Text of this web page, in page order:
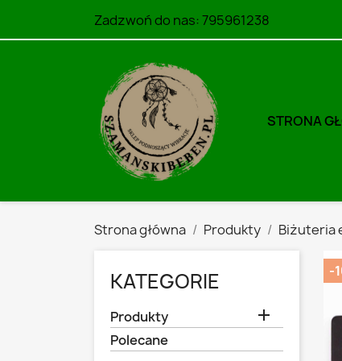
Zadzwoń do nas:795961238
STRONA
Strona główna Produkty Biżuteria
KATEGORIE
Produkty 
Polecane
-